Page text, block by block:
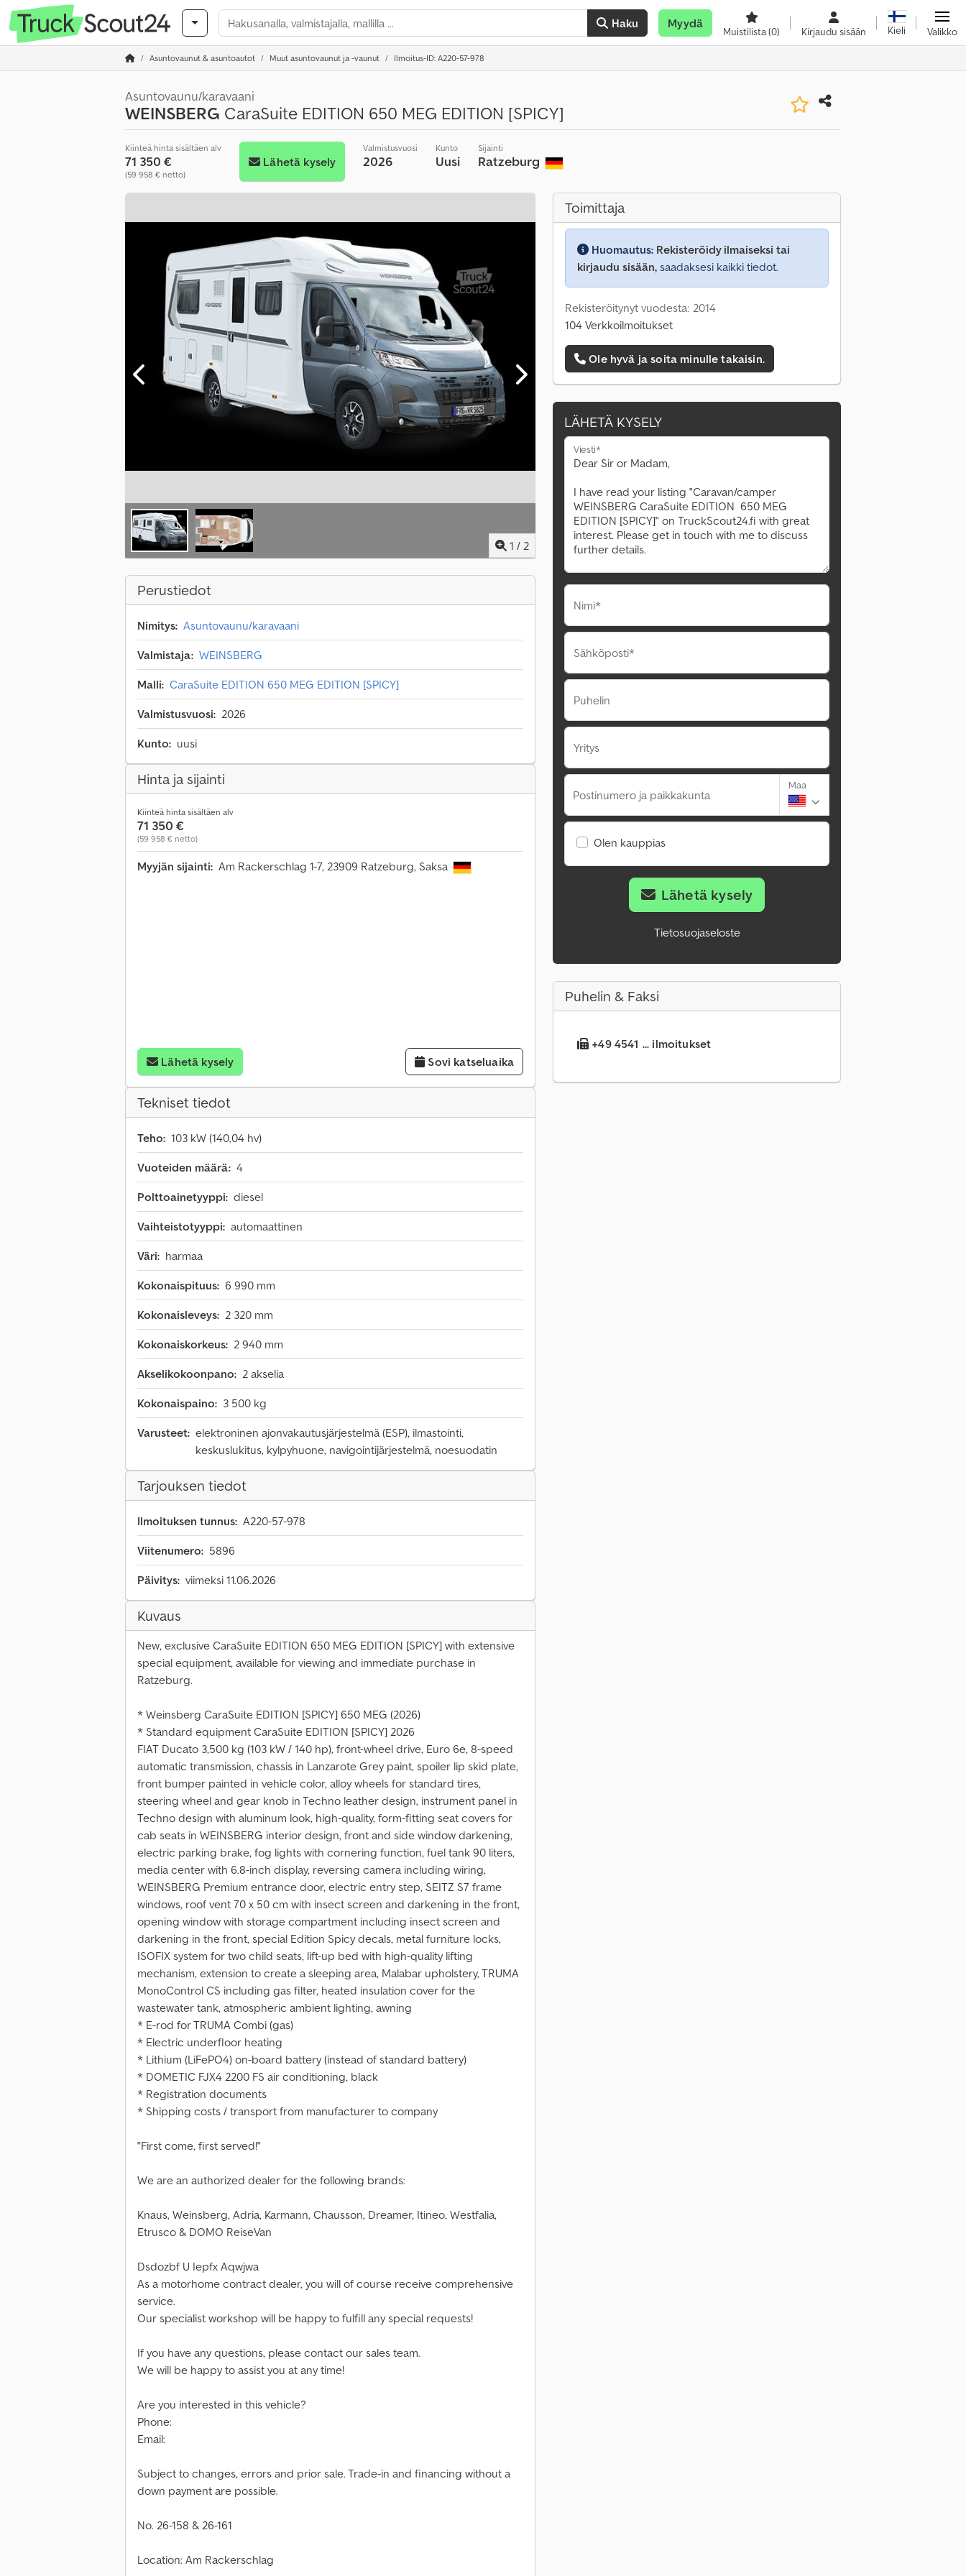
Haku Myydä
Muistilista(0) Kirjaudu sisään Kieli Valikko
Asuntovaunut & asuntoautot Muut asuntovaunut ja -vaunut Ilmoitus-ID: A220-57-978
Asuntovaunu/karavaani
WEINSBERG CaraSuite EDITION 650 MEG EDITION [SPICY]
Kiinteä hinta sisältäen alv
71 350 €
(59 958 € netto)
Lähetä kysely
Valmistusvuosi
2026
Kunto
Uusi
Sijainti
Ratzeburg
1 / 2
Perustiedot
Nimitys: Asuntovaunu/karavaani
Valmistaja: WEINSBERG
Malli: CaraSuite EDITION 650 MEG EDITION [SPICY]
Valmistusvuosi: 2026
Kunto: uusi
Hinta ja sijainti
Kiinteä hinta sisältäen alv
71 350 €
(59 958 € netto)
Myyjän sijainti: Am Rackerschlag 1-7, 23909 Ratzeburg, Saksa
Lähetä kysely Sovi katseluaika
Tekniset tiedot
Teho: 103 kW (140,04 hv)
Vuoteiden määrä: 4
Polttoainetyyppi: diesel
Vaihteistotyyppi: automaattinen
Väri: harmaa
Kokonaispituus: 6 990 mm
Kokonaisleveys: 2 320 mm
Kokonaiskorkeus: 2 940 mm
Akselikokoonpano: 2 akselia
Kokonaispaino: 3 500 kg
Varusteet: elektroninen ajonvakautusjärjestelmä (ESP), ilmastointi,
keskuslukitus, kylpyhuone, navigointijärjestelmä, noesuodatin
Tarjouksen tiedot
Ilmoituksen tunnus: A220-57-978
Viitenumero: 5896
Päivitys: viimeksi 11.06.2026
Kuvaus
New, exclusive CaraSuite EDITION 650 MEG EDITION [SPICY] with extensive
special equipment, available for viewing and immediate purchase in
Ratzeburg.
* Weinsberg CaraSuite EDITION [SPICY] 650 MEG (2026)
* Standard equipment CaraSuite EDITION [SPICY] 2026
FIAT Ducato 3,500 kg (103 kW / 140 hp), front-wheel drive, Euro 6e, 8-speed
automatic transmission, chassis in Lanzarote Grey paint, spoiler lip skid plate,
front bumper painted in vehicle color, alloy wheels for standard tires,
steering wheel and gear knob in Techno leather design, instrument panel in
Techno design with aluminum look, high-quality, form-fitting seat covers for
cab seats in WEINSBERG interior design, front and side window darkening,
electric parking brake, fog lights with cornering function, fuel tank 90 liters,
media center with 6.8-inch display, reversing camera including wiring,
WEINSBERG Premium entrance door, electric entry step, SEITZ S7 frame
windows, roof vent 70 x 50 cm with insect screen and darkening in the front,
opening window with storage compartment including insect screen and
darkening in the front, special Edition Spicy decals, metal furniture locks,
ISOFIX system for two child seats, lift-up bed with high-quality lifting
mechanism, extension to create a sleeping area, Malabar upholstery, TRUMA
MonoControl CS including gas filter, heated insulation cover for the
wastewater tank, atmospheric ambient lighting, awning
* E-rod for TRUMA Combi (gas)
* Electric underfloor heating
* Lithium (LiFePO4) on-board battery (instead of standard battery)
* DOMETIC FJX4 2200 FS air conditioning, black
* Registration documents
* Shipping costs / transport from manufacturer to company
"First come, first served!"
We are an authorized dealer for the following brands:
Knaus, Weinsberg, Adria, Karmann, Chausson, Dreamer, Itineo, Westfalia,
Etrusco & DOMO ReiseVan
Dsdozbf U Iepfx Aqwjwa
As a motorhome contract dealer, you will of course receive comprehensive
service.
Our specialist workshop will be happy to fulfill any special requests!
If you have any questions, please contact our sales team.
We will be happy to assist you at any time!
Are you interested in this vehicle?
Phone:
Email:
Subject to changes, errors and prior sale. Trade-in and financing without a
down payment are possible.
No. 26-158 & 26-161
Location: Am Rackerschlag
Toimittaja
Huomautus: Rekisteröidy ilmaiseksi tai
kirjaudu sisään, saadaksesi kaikki tiedot.
Rekisteröitynyt vuodesta: 2014
104 Verkkoilmoitukset
Ole hyvä ja soita minulle takaisin.
LÄHETÄ KYSELY
Viesti*
Nimi*
Sähköposti*
Puhelin
Yritys
Postinumero ja paikkakunta
Maa
Olen kauppias
Lähetä kysely
Tietosuojaseloste
Puhelin & Faksi
+49 4541 ... ilmoitukset